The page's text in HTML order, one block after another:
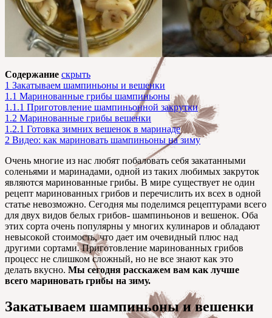
Содержание скрыть
1 Закатываем шампиньоны и вешенки
1.1 Маринованные грибы шампиньоны
1.1.1 Приготовление шампиньонной закрутки
1.2 Маринованные грибы вешенки
1.2.1 Готовка зимних вешенок в маринаде
2 Видео: как мариновать шампиньоны на зиму
Очень многие из нас любят побаловать себя закатанными
соленьями и маринадами, одной из таких любимых закруток
являются маринованные грибы. В мире существует не один
рецепт маринованных грибов и перечислить их всех в одной
статье невозможно. Сегодня мы поделимся рецептурами всего
для двух видов белых грибов- шампиньонов и вешенок. Оба
этих сорта очень популярны у многих кулинаров и обладают
невысокой стоимость, что дает им очевидный плюс над
другими сортами. Приготовление маринованных грибов
процесс не слишком сложный, но не все знают как это
делать вкусно. Мы сегодня расскажем вам как лучше
всего мариновать грибы на зиму.
Закатываем шампиньоны и вешенки